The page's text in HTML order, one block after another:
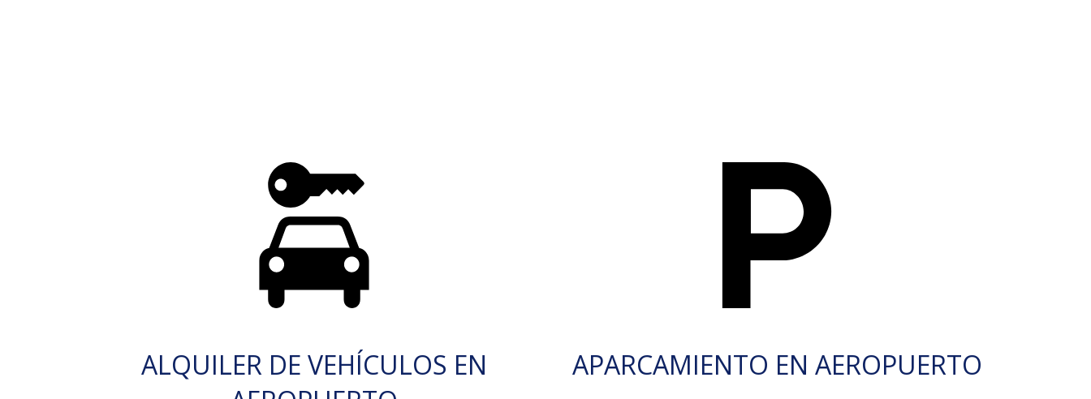
ALQUILER DE VEHÍCULOS EN
APARCAMIENTO EN AEROPUERTO